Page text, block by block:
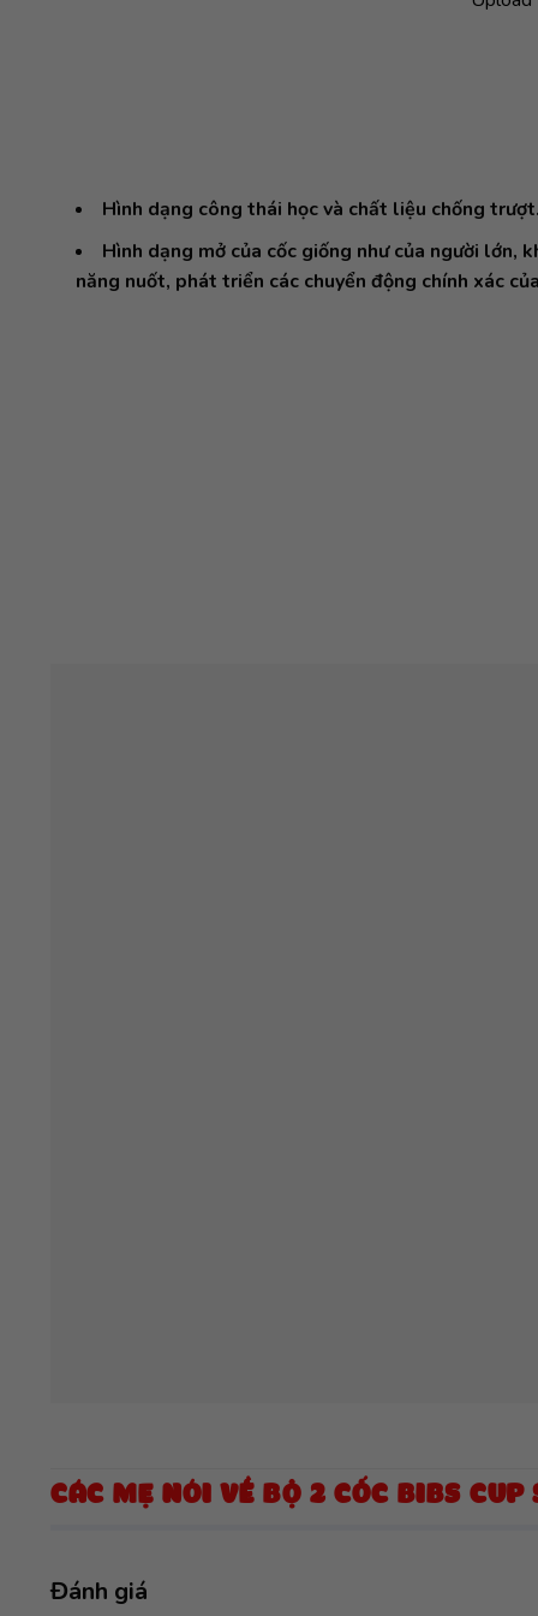
Hình dạng công thái học và chất liệu chống trượt.
Hình dạng mở của cốc giống như của người lớn,
năng nuốt, phát triển các chuyển động chính xác
CÁC MẸ NÓI VỀ BỘ 2 CỐC BIBS CUP
Đánh giá